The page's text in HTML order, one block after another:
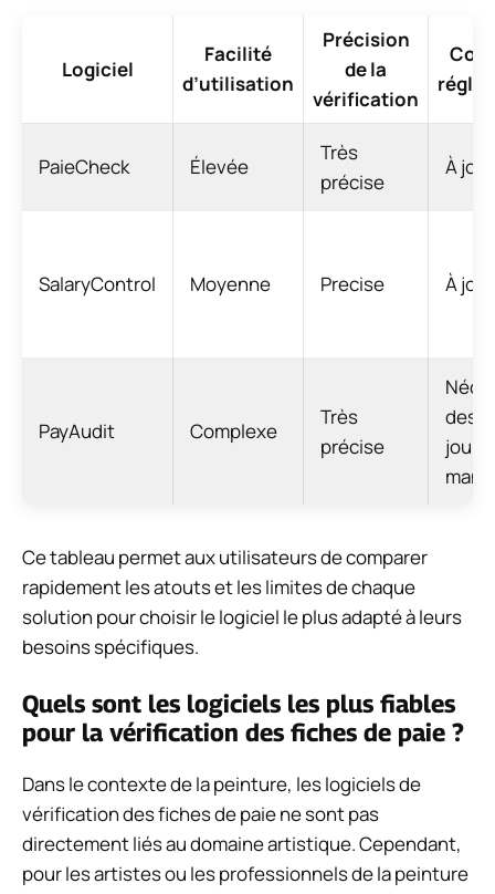
Logiciel
Facilité
d’utilisation
Précision
de la
vérification
PaieCheck Élevée
Très
précise
À jour
SalaryControl Moyenne Precise À jour
PayAudit Complexe
Très
précise
des
jour
Ce tableau permet aux utilisateurs de comparer
rapidement les atouts et les limites de chaque
solution pour choisir le logiciel le plus adapté à leurs
besoins spécifiques.
Quels sont les logiciels les plus fiables
pour la vérification des fiches de paie ?
Dans le contexte de la peinture, les logiciels de
vérification des fiches de paie ne sont pas
directement liés au domaine artistique. Cependant,
pour les artistes ou les professionnels de la peinture